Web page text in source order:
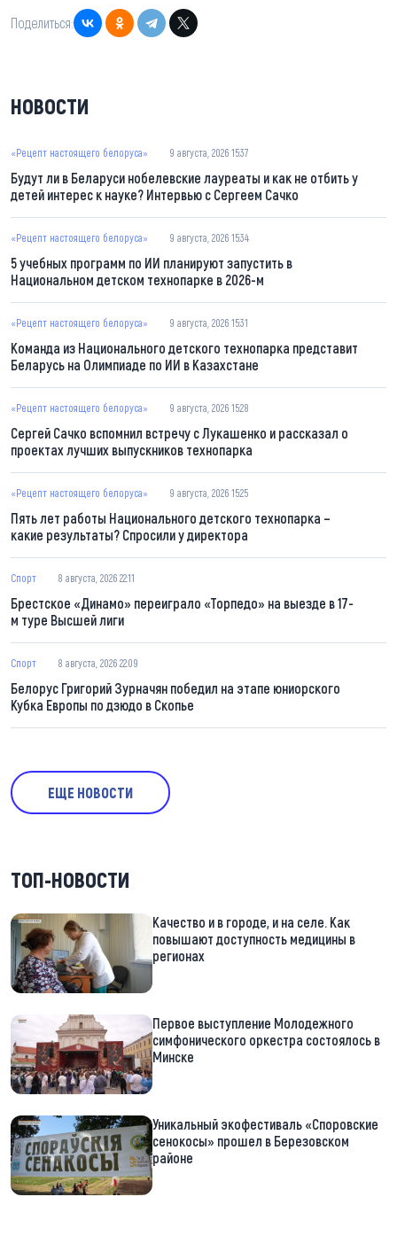
Поделиться:
НОВОСТИ
«Рецепт настоящего белоруса» 9 августа, 2026 15:37
Будут ли в Беларуси нобелевские лауреаты и как не отбить у
детей интерес к науке? Интервью с Сергеем Сачко
«Рецепт настоящего белоруса» 9 августа, 2026 15:34
5 учебных программ по ИИ планируют запустить в
Национальном детском технопарке в 2026-м
«Рецепт настоящего белоруса» 9 августа, 2026 15:31
Команда из Национального детского технопарка представит
Беларусь на Олимпиаде по ИИ в Казахстане
«Рецепт настоящего белоруса» 9 августа, 2026 15:28
Сергей Сачко вспомнил встречу с Лукашенко и рассказал о
проектах лучших выпускников технопарка
«Рецепт настоящего белоруса» 9 августа, 2026 15:25
Пять лет работы Национального детского технопарка –
какие результаты? Спросили у директора
Спорт 8 августа, 2026 22:11
Брестское «Динамо» переиграло «Торпедо» на выезде в 17-
м туре Высшей лиги
Спорт 8 августа, 2026 22:09
Белорус Григорий Зурначян победил на этапе юниорского
Кубка Европы по дзюдо в Скопье
ЕЩЕ НОВОСТИ
ТОП-НОВОСТИ
Качество и в городе, и на селе. Как
повышают доступность медицины в
регионах
Первое выступление Молодежного
симфонического оркестра состоялось в
Минске
Уникальный экофестиваль «Споровские
сенокосы» прошел в Березовском
районе